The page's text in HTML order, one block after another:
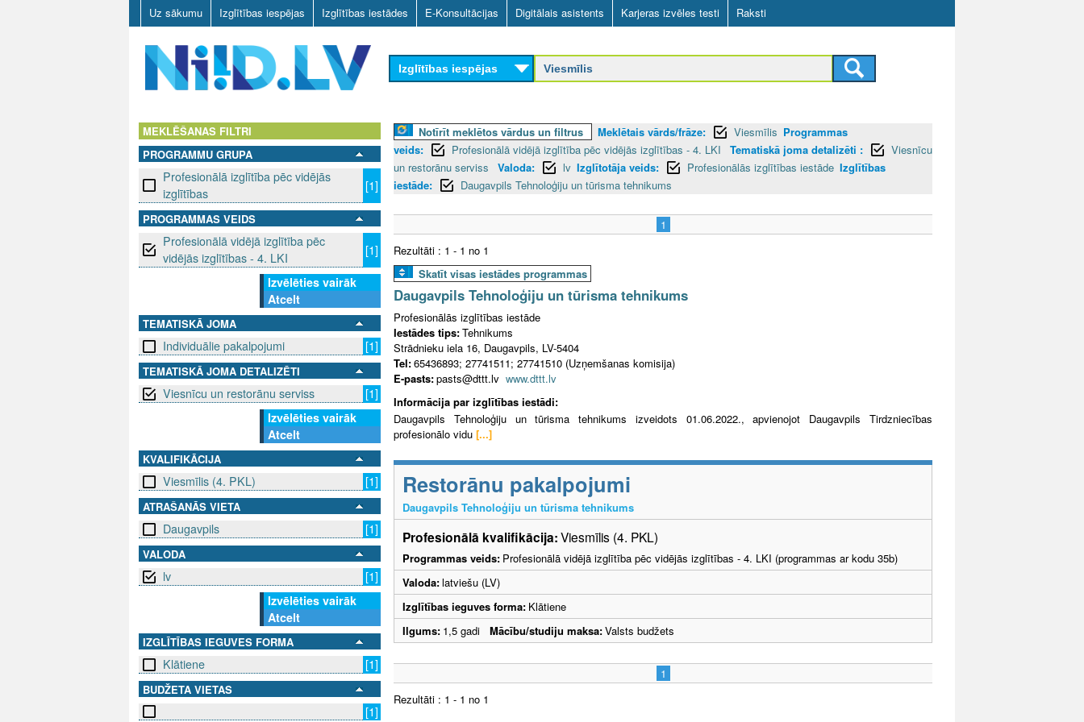
Skip
to
main
content
Uz sākumu Izglītības iespējas Izglītības iestādes E-Konsultācijas Digitālais asistents Karjeras izvēles testi Raksti
D
L
Izglītības iespējas
MEKLĒŠANAS FILTRI
PROGRAMMU GRUPA
Profesionālā izglītība pēc vidējās
izglītības
[1]
PROGRAMMAS VEIDS
Profesionālā vidējā izglītība pēc
vidējās izglītības - 4. LKI
[1]
Izvēlēties vairāk
Atcelt
TEMATISKĀ JOMA
Individuālie pakalpojumi [1]
TEMATISKĀ JOMA DETALIZĒTI
Viesnīcu un restorānu serviss
[1]
Izvēlēties vairāk
Atcelt
KVALIFIKĀCIJA
Viesmīlis (4. PKL) [1]
ATRAŠANĀS VIETA
Daugavpils [1]
VALODA
lv
[1]
Izvēlēties vairāk
Atcelt
IZGLĪTĪBAS IEGUVES FORMA
Klātiene [1]
BUDŽETA VIETAS
[1]
Notīrīt meklētos vārdus un filtrus Meklētais vārds/frāze: Viesmīlis Programmas
veids:
Profesionālā vidējā izglītība pēc vidējās izglītības - 4. LKI Tematiskā joma detalizēti :
Viesnīcu
un restorānu serviss
Valoda: lv Izglītotāja veids: Profesionālās izglītības iestāde Izglītības
iestāde:
Daugavpils Tehnoloģiju un tūrisma tehnikums
1
Rezultāti : 1 - 1 no 1
Skatīt visas iestādes programmas
Daugavpils Tehnoloģiju un tūrisma tehnikums
Profesionālās izglītības iestāde
Iestādes tips:Tehnikums
Strādnieku iela 16, Daugavpils, LV-5404
Tel:65436893; 27741511; 27741510 (Uzņemšanas komisija)
E-pasts:pasts@dttt.lv www.dttt.lv
Informācija par izglītības iestādi:
Daugavpils Tehnoloģiju un tūrisma tehnikums izveidots 01.06.2022., apvienojot Daugavpils Tirdzniecības
profesionālo vidu [...]
Restorānu pakalpojumi
Daugavpils Tehnoloģiju un tūrisma tehnikums
Profesionālā kvalifikācija:Viesmīlis (4. PKL)
Programmas veids: Profesionālā vidējā izglītība pēc vidējās izglītības - 4. LKI (programmas ar kodu 35b)
Valoda:latviešu (LV)
Izglītības ieguves forma: Klātiene
Ilgums: 1,5 gadi Mācību/studiju maksa:Valsts budžets
1
Rezultāti : 1 - 1 no 1